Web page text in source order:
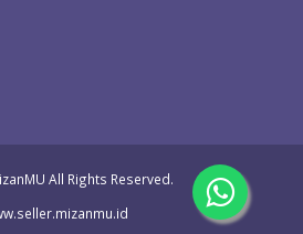
All Rights Reserved.